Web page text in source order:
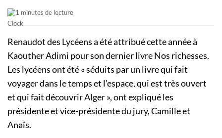
1 minutes de lecture
Renaudot des Lycéens a été attribué cette année à
Kaouther Adimi pour son dernier livre Nos richesses.
Les lycéens ont été « séduits par un livre qui fait
voyager dans le temps et l’espace, qui est très ouvert
et qui fait découvrir Alger », ont expliqué les
présidente et vice-présidente du jury, Camille et
Anaïs.